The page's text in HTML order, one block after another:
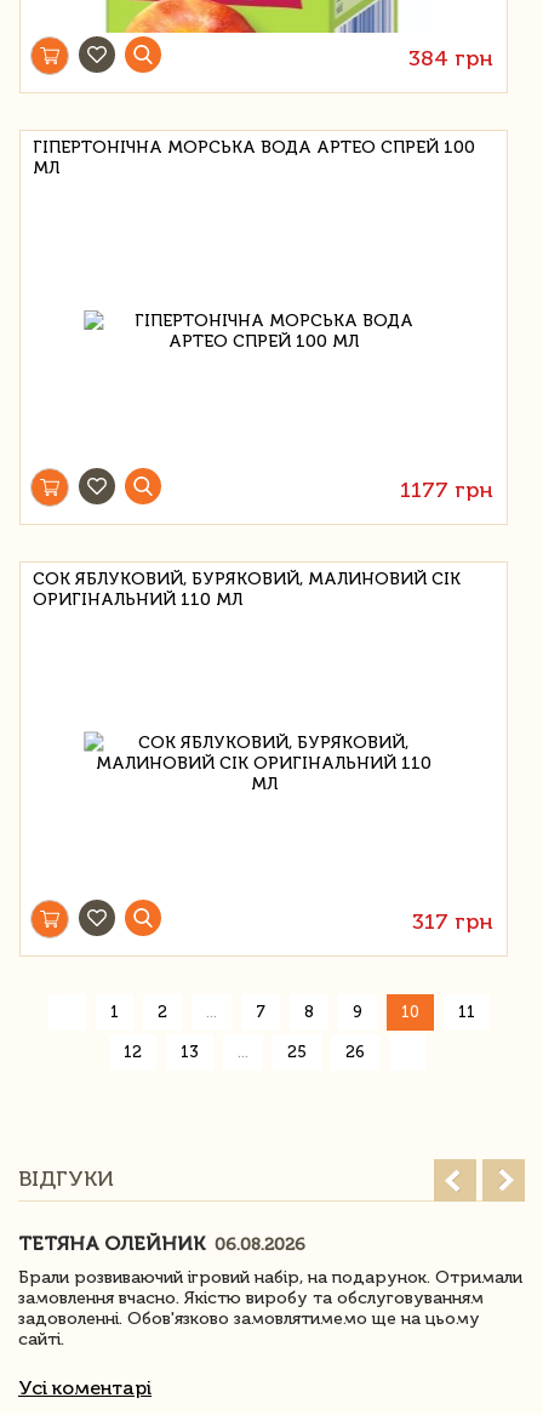
384 грн
ГІПЕРТОНІЧНА МОРСЬКА ВОДА APTEO СПРЕЙ 100
МЛ
1177 грн
СОК ЯБЛУКОВИЙ, БУРЯКОВИЙ, МАЛИНОВИЙ СІК
ОРИГІНАЛЬНИЙ 110 МЛ
317 грн
1 2 7 8 9 10 11
12 13 25 26
ВІДГУКИ
ТЕТЯНА ОЛЕЙНИК 06.08.2026
Брали розвиваючий ігровий набір, на подарунок. Отримали
замовлення вчасно. Якістю виробу та обслуговуванням
задоволенні. Обов'язково замовлятимемо ще на цьому
сайті.
Усі коментарі